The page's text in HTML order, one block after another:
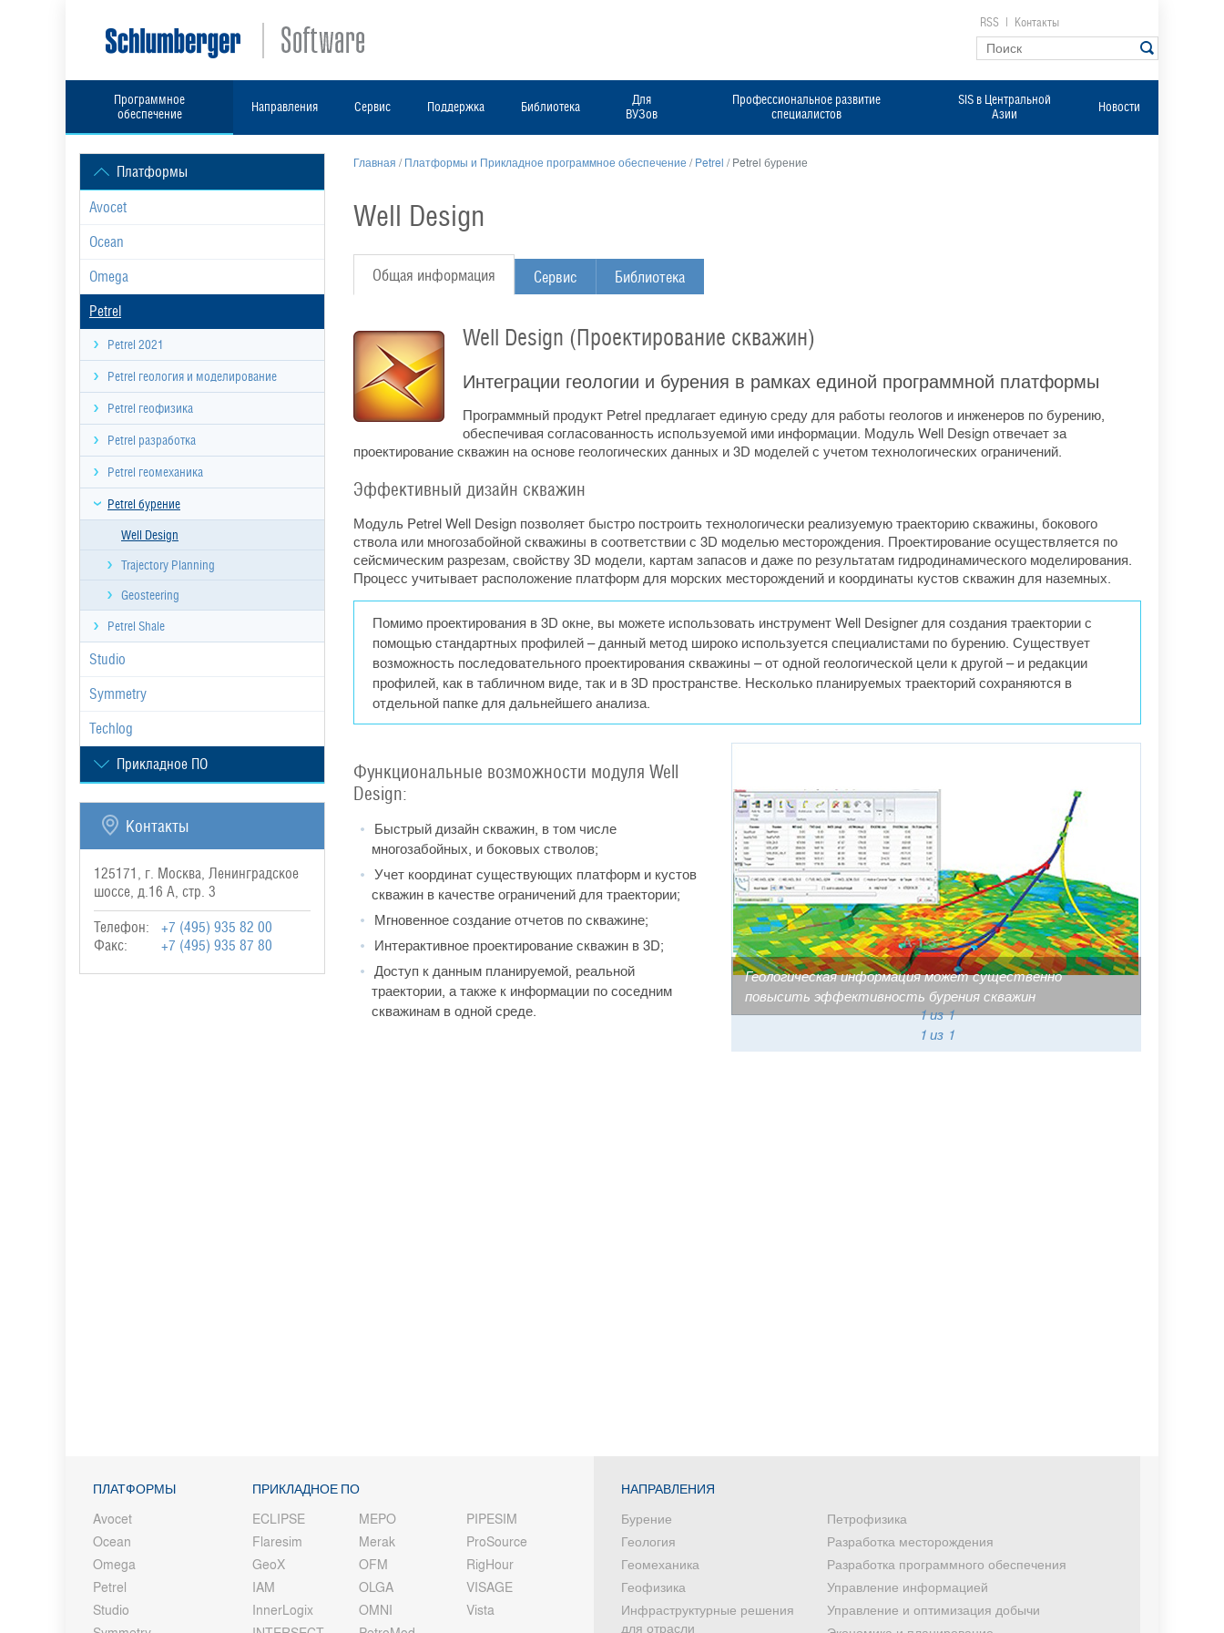
RSS Контакты
Программное
обеспечение
Направления Сервис Поддержка Библиотека
Для
ВУЗов
Профессиональное развитие
специалистов
SIS в Центральной
Азии
Новости
Платформы
Avocet
Ocean
Omega
Petrel
Petrel 2021
Petrel геология и моделирование
Petrel геофизика
Petrel разработка
Petrel геомеханика
Petrel бурение
Well Design
Trajectory Planning
Geosteering
Petrel Shale
Studio
Symmetry
Techlog
Прикладное ПО
Контакты
125171, г. Москва, Ленинградское
шоссе, д.16 А, стр. 3
Телефон:
+7 (495) 935 82 00
Факс:
+7 (495) 935 87 80
Главная /Платформы и Прикладное программное обеспечение /Petrel /Petrel бурение
Well Design
Общая информация Сервис Библиотека
Well Design (Проектирование скважин)
Интеграции геологии и бурения в рамках единой программной платформы
Программный продукт Petrel предлагает единую среду для работы геологов и инженеров по бурению,
обеспечивая согласованность используемой ими информации. Модуль Well Design отвечает за
проектирование скважин на основе геологических данных и 3D моделей с учетом технологических ограничений.
Эффективный дизайн скважин
Модуль Petrel Well Design позволяет быстро построить технологически реализуемую траекторию скважины, бокового
ствола или многозабойной скважины в соответствии с 3D моделью месторождения. Проектирование осуществляется по
сейсмическим разрезам, свойству 3D модели, картам запасов и даже по результатам гидродинамического моделирования.
Процесс учитывает расположение платформ для морских месторождений и координаты кустов скважин для наземных.
Помимо проектирования в 3D окне, вы можете использовать инструмент Well Designer для создания траектории с
помощью стандартных профилей – данный метод широко используется специалистами по бурению. Существует
возможность последовательного проектирования скважины – от одной геологической цели к другой – и редакции
профилей, как в табличном виде, так и в 3D пространстве. Несколько планируемых траекторий сохраняются в
отдельной папке для дальнейшего анализа.
1из 1
1из 1
Геологическая информация может существенно
повысить эффективность бурения скважин
Функциональные возможности модуля Well
Design:
Быстрый дизайн скважин, в том числе
многозабойных, и боковых стволов;
Учет координат существующих платформ и кустов
скважин в качестве ограничений для траектории;
Мгновенное создание отчетов по скважине;
Интерактивное проектирование скважин в 3D;
Доступ к данным планируемой, реальной
траектории, а также к информации по соседним
скважинам в одной среде.
ПЛАТФОРМЫ
Avocet
Ocean
Omega
Petrel
Studio
ПРИКЛАДНОЕ ПО
ECLIPSE
Flaresim
GeoX
IAM
InnerLogix
MEPO
Merak
OFM
OLGA
OMNI
PIPESIM
ProSource
RigHour
VISAGE
Vista
НАПРАВЛЕНИЯ
Бурение
Геология
Геомеханика
Геофизика
Инфраструктурные решения
для отрасли
Петрофизика
Разработка месторождения
Разработка программного обеспечения
Управление информацией
Управление и оптимизация добычи